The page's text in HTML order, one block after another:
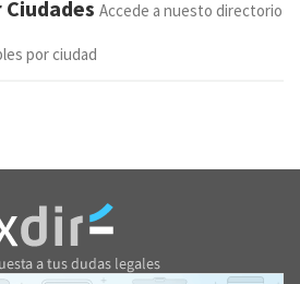
Accede a nuesto directorio
por ciudad